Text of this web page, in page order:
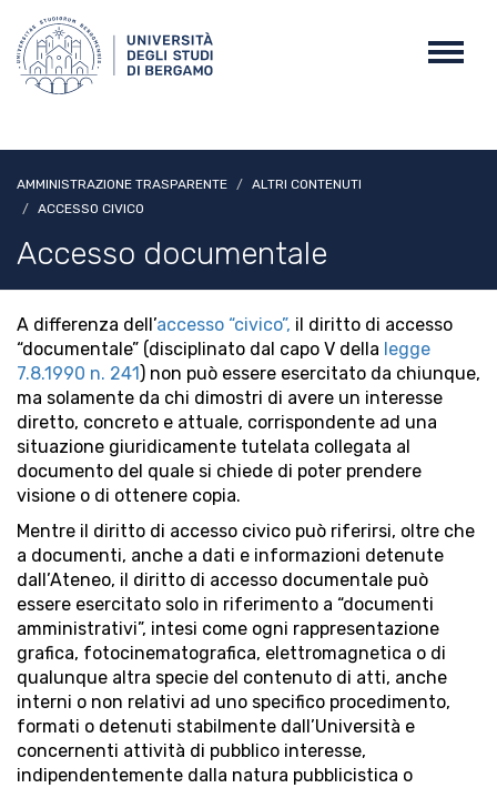
contenuto
principale
AMMINISTRAZIONE TRASPARENTE
ALTRI CONTENUTI
ACCESSO CIVICO
Accesso documentale
A differenza dell’accesso “civico”, il diritto di accesso
“documentale” (disciplinato dal capo V della legge
7.8.1990 n. 241) non può essere esercitato da chiunque,
ma solamente da chi dimostri di avere un interesse
diretto, concreto e attuale, corrispondente ad una
situazione giuridicamente tutelata collegata al
documento del quale si chiede di poter prendere
visione o di ottenere copia.
Mentre il diritto di accesso civico può riferirsi, oltre che
a documenti, anche a dati e informazioni detenute
dall’Ateneo, il diritto di accesso documentale può
essere esercitato solo in riferimento a “documenti
amministrativi”, intesi come ogni rappresentazione
grafica, fotocinematografica, elettromagnetica o di
qualunque altra specie del contenuto di atti, anche
interni o non relativi ad uno specifico procedimento,
formati o detenuti stabilmente dall’Università e
concernenti attività di pubblico interesse,
indipendentemente dalla natura pubblicistica o